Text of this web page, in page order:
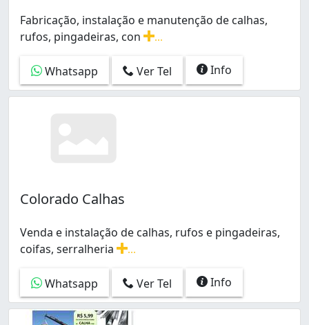
Fabricação, instalação e manutenção de calhas,
rufos, pingadeiras, con
Whatsapp
Ver Tel Info
Colorado Calhas
Venda e instalação de calhas, rufos e pingadeiras,
coifas, serralheria
Whatsapp
Ver Tel Info